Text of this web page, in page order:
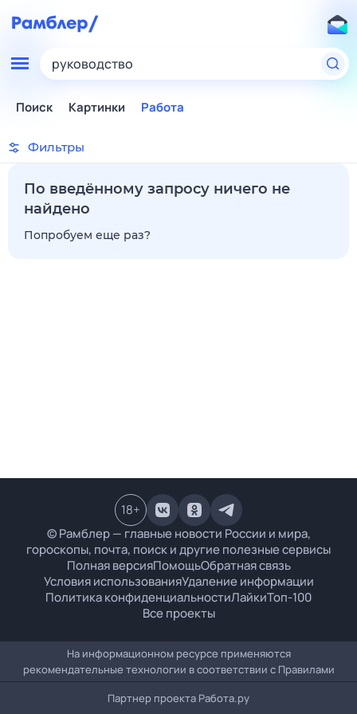
руководство
Поиск Картинки Работа
Фильтры
По введённому запросу ничего не
найдено
Попробуем еще раз?
© Рамблер — главные новости России и мира,
гороскопы, почта, поиск и другие полезные сервисы
Полная версияПомощьОбратная связь
Условия использованияУдаление информации
Политика конфиденциальностиЛайкиТоп-100
Все проекты
18+
На информационном ресурсе применяются
рекомендательные технологии в соответствии с Правилами
Партнер проекта Работа.ру